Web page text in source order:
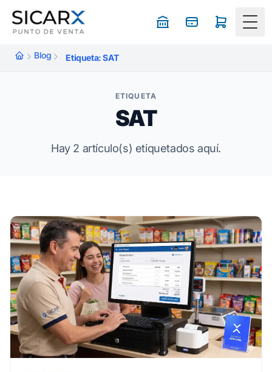
Blog Etiqueta: SAT
ETIQUETA
SAT
Hay 2 artículo(s) etiquetados aquí.